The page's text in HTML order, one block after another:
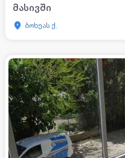
მასივში
ბოხუას ქ.